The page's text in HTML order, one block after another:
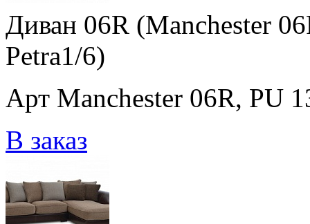
Диван 06R (Manchester
Petra1/6)
Арт Manchester 06R, PU
В заказ